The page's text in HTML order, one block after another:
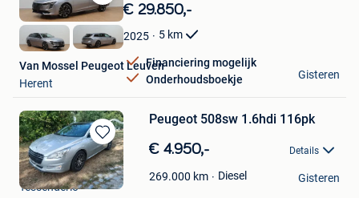
Bewaren
in
Mijn
Favorieten
€ 29.850,-
2025 5 km
Financiering mogelijk
Onderhoudsboekje
Van Mossel Peugeot Leuven
Herent
Gisteren
Bewaren
in
Mijn
Favorieten
Peugeot 508sw 1.6hdi 116pk
€ 4.950,- Details
269.000 km Diesel
Kris
Tessenderlo
Gisteren